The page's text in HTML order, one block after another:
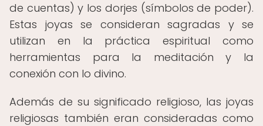
de cuentas) y los dorjes (símbolos de poder).
Estas joyas se consideran sagradas y se
utilizan en la práctica espiritual como
herramientas para la meditación y la
conexión con lo divino.
Además de su significado religioso, las joyas
religiosas también eran consideradas como